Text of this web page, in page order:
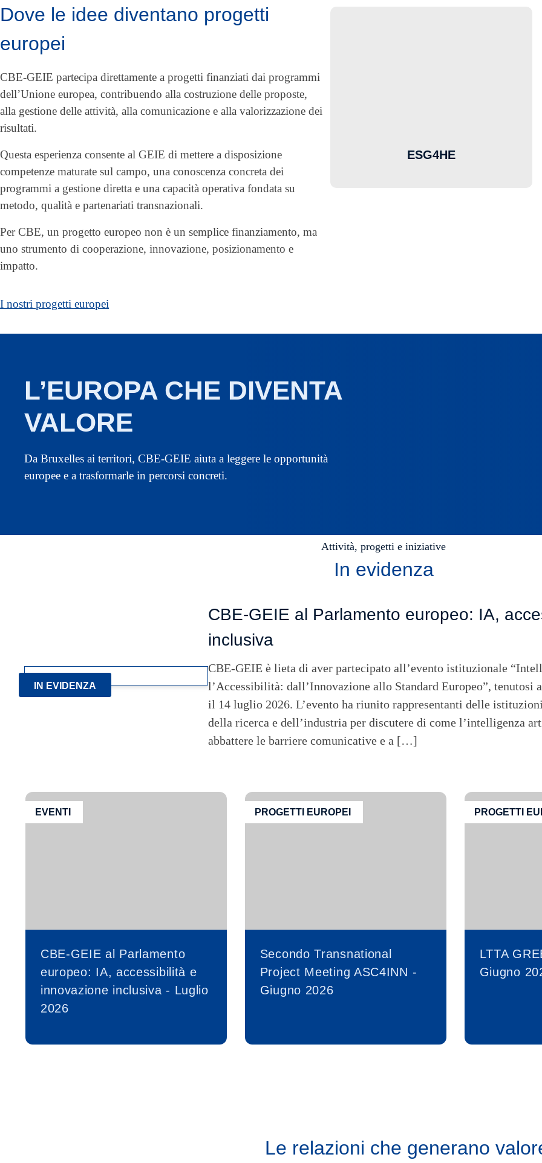
Dove le idee diventano progetti
europei
CBE-GEIE partecipa direttamente a progetti finanziati dai programmi
dell’Unione europea, contribuendo alla costruzione delle proposte,
alla gestione delle attività, alla comunicazione e alla valorizzazione dei
risultati.
Questa esperienza consente al GEIE di mettere a disposizione
competenze maturate sul campo, una conoscenza concreta dei
programmi a gestione diretta e una capacità operativa fondata su
metodo, qualità e partenariati transnazionali.
Per CBE, un progetto europeo non è un semplice finanziamento, ma
uno strumento di cooperazione, innovazione, posizionamento e
impatto.
I nostri progetti europei
ESG4HE
L’EUROPA CHE DIVENTA
VALORE
Da Bruxelles ai territori, CBE-GEIE aiuta a leggere le opportunità
europee e a trasformarle in percorsi concreti.
Attività, progetti e iniziative
In evidenza
IN EVIDENZA
CBE-GEIE al Parlamento europeo: IA,
inclusiva
CBE-GEIE è lieta di aver partecipato all’evento istituzionale
l’Accessibilità: dall’Innovazione allo Standard Europeo”, tenutosi
il 14 luglio 2026. L’evento ha riunito rappresentanti delle
della ricerca e dell’industria per discutere di come l’intelligenza
abbattere le barriere comunicative e a […]
EVENTI
CBE-GEIE al Parlamento
europeo: IA, accessibilità e
innovazione inclusiva - Luglio
2026
PROGETTI EUROPEI
Secondo Transnational
Project Meeting ASC4INN -
Giugno 2026
PROGETTI
LTTA
Giugno
Le relazioni che generano